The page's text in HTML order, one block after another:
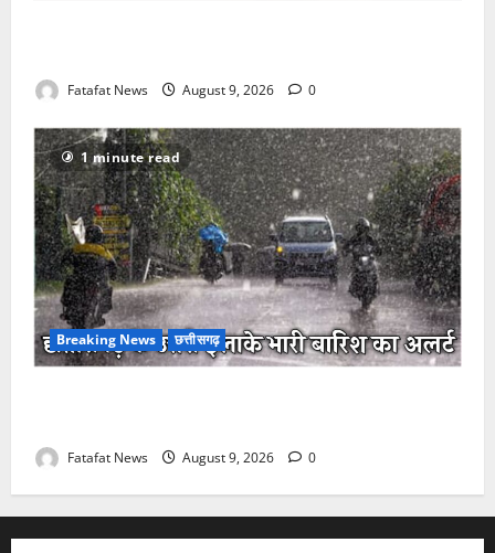
Fatafat News August 9, 2026 0
1 minute read
Breaking News छत्तीसगढ़
Fatafat News August 9, 2026 0